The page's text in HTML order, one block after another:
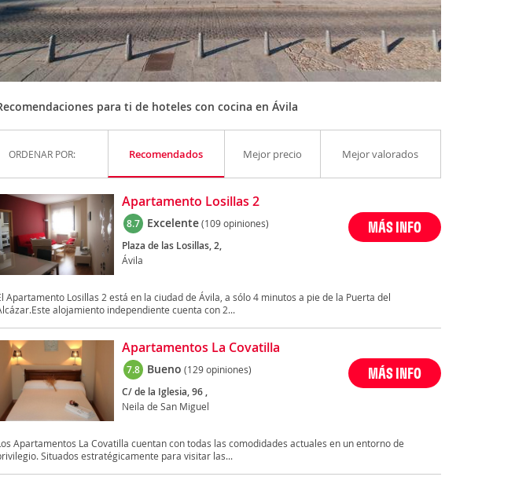
para ti de hoteles con cocina en Ávila
ORDENAR POR: Recomendados Mejor precio Mejor valorados
Apartamento Losillas 2
8.7 Excelente(109 opiniones)
Plaza de las Losillas, 2,
Ávila
MÁS INFO
Apartamento Losillas 2 está en la ciudad de Ávila, a sólo 4 minutos a pie de la Puerta del
alojamiento independiente cuenta con 2...
Apartamentos La Covatilla
7.8 Bueno (129 opiniones)
C/ de la Iglesia, 96 ,
Neila de San Miguel
MÁS INFO
Apartamentos La Covatilla cuentan con todas las comodidades actuales en un entorno de
Situados estratégicamente para visitar las...